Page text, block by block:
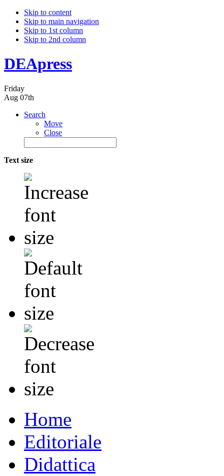
Skip to content
Skip to main navigation
Skip to 1st column
Skip to 2nd column
DEApress
Friday
Aug 07th
Search
Move
Close
Text size
Home
Editoriale
Didattica